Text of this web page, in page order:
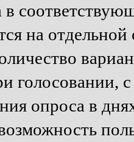
в
на
опроса в